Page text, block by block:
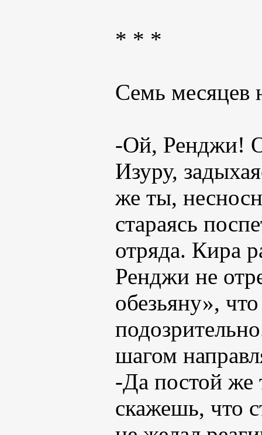
* * *
Семь месяцев
-Ой, Ренджи!
Изуру,
же ты,
стараясь
отряда. Кира
Ренджи не
обезьяну»,
шагом
-Да постой
скажешь, что